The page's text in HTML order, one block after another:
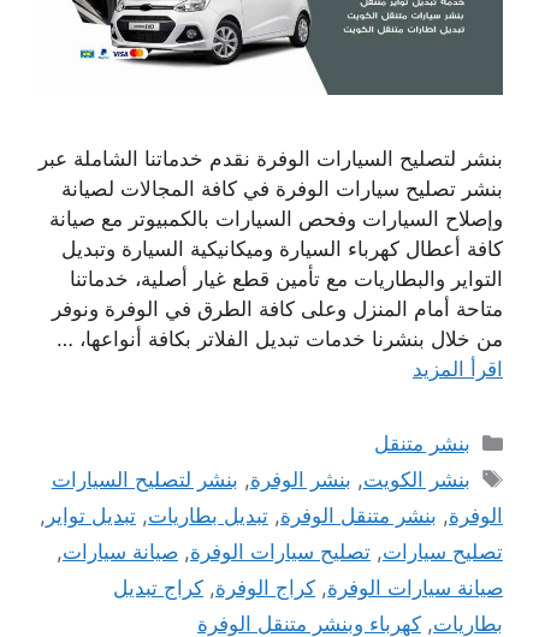
بنشر لتصليح السيارات الوفرة نقدم خدماتنا الشاملة عبر
بنشر تصليح سيارات الوفرة في كافة المجالات لصيانة
وإصلاح السيارات وفحص السيارات بالكمبيوتر مع صيانة
كافة أعطال كهرباء السيارة وميكانيكية السيارة وتبديل
التواير والبطاريات مع تأمين قطع غيار أصلية، خدماتنا
متاحة أمام المنزل وعلى كافة الطرق في الوفرة ونوفر
من خلال بنشرنا خدمات تبديل الفلاتر بكافة أنواعها، …
اقرأ المزيد
التصنيفات
بنشر متنقل
الوسوم
بنشر الكويت, بنشر الوفرة, بنشر لتصليح السيارات
الوفرة, بنشر متنقل الوفرة, تبديل بطاريات, تبديل تواير ,
تصليح سيارات, تصليح سيارات الوفرة, صيانة سيارات,
صيانة سيارات الوفرة, كراج الوفرة, كراج تبديل
بطاريات, كهرباء وبنشر متنقل الوفرة